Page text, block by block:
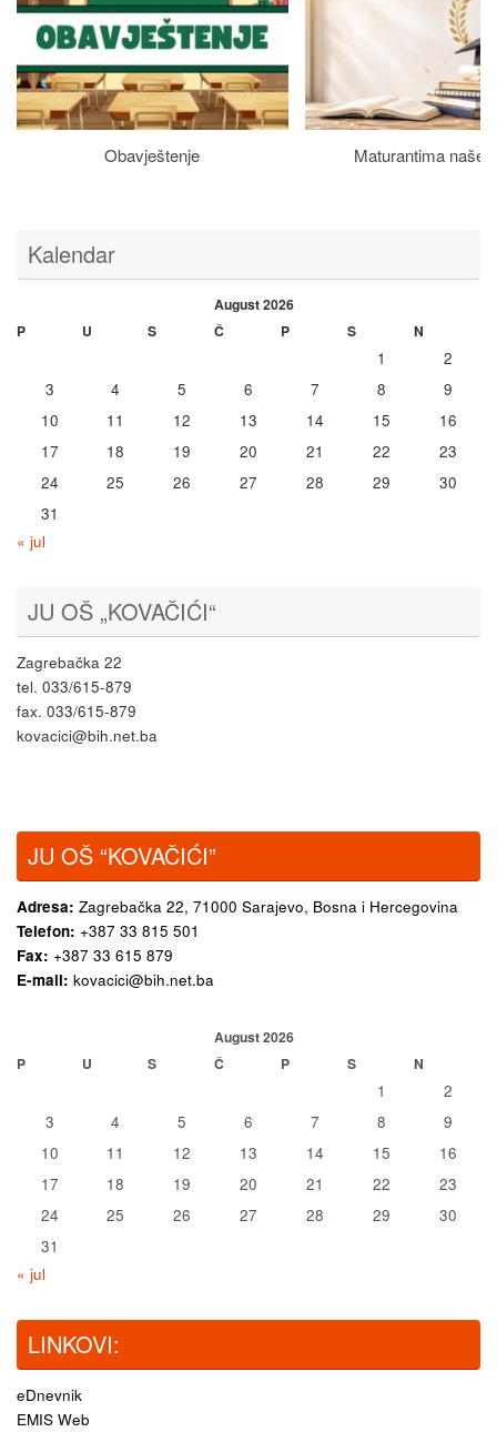
Obavještenje Maturantima naše
Kalendar
August 2026
P
U S Č P S N
1
2
3
4 5 6 7 8
9
10
11 12 13 14 15
16
17
18 19 20 21 22
23
24
25 26 27 28 29
30
31
« jul
JU OŠ „KOVAČIĆI“
Zagrebačka 22
tel. 033/615-879
fax. 033/615-879
kovacici@bih.net.ba
JU OŠ “KOVAČIĆI”
Adresa: Zagrebačka 22, 71000 Sarajevo, Bosna i Hercegovina
Telefon: +387 33 815 501
Fax: +387 33 615 879
E-mail: kovacici@bih.net.ba
August 2026
P
U S Č P S N
1
2
3
4 5 6 7 8
9
10
11 12 13 14 15
16
17
18 19 20 21 22
23
24
25 26 27 28 29
30
31
« jul
LINKOVI:
eDnevnik
EMIS Web